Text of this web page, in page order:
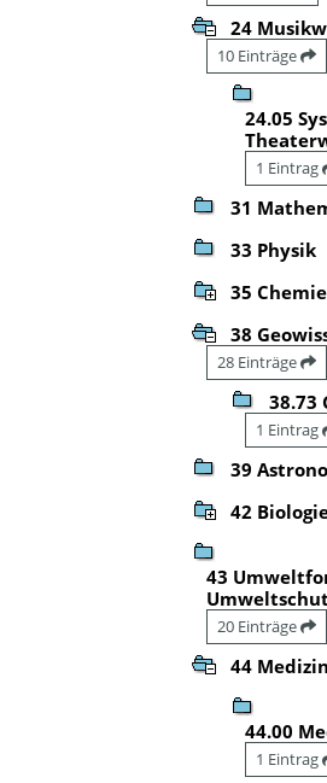
24
10 Einträge
24.05
1 Eintrag
31
33 Physik
35 Chemie
38
28 Einträge
38.73
1 Eintrag
39
42
43
20 Einträge
44 Medizin
44.00
1 Eintrag